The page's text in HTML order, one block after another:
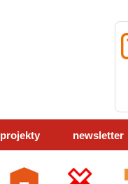
projekty newsletter